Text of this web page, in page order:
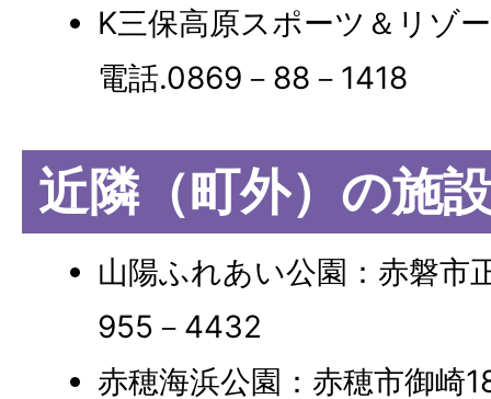
K三保高原スポーツ＆リゾ
電話.0869－88－1418
近隣（町外）の施
山陽ふれあい公園：赤磐市
955－4432
赤穂海浜公園：赤穂市御崎